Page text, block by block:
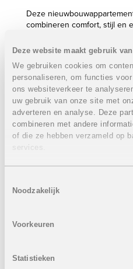
Deze website maakt gebruik
We gebruiken cookies om
personaliseren, om functies
ons websiteverkeer te
uw gebruik van onze site met
adverteren en analyse. Deze
combineren met andere
of die ze hebben verzameld op
services.
Noodzakelijk
Voorkeuren
Statistieken
Deze
combineren comfort, stijl en
waardevolle investering voor
Eigenschappen
2 Slaapkamers
2 Badkamers
Bebouwde oppervlakte:
Terras: 37 m² tot 65 m²
Prijzen van322.000 eurotot
2 Badkamers
Dakterras: van 66 m² tot 79
Inclusief: